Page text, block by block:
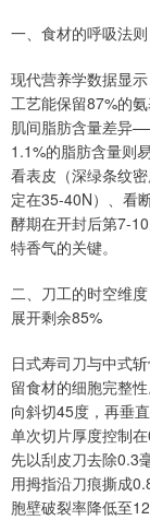
一、食材的呼吸法则
现代营养学数据显
工艺能保留87%的
肌间脂肪含量差异
1.1%的脂肪含量则
看表皮（深绿条纹
定在35-40N）、看
酵期在开封后第7-
特香气的关键。
二、刀工的时空维度
展开剩余85%
日式寿司刀与中式
留食材的细胞完整
向斜切45度，再垂
单次切片厚度控制
先以刮皮刀去除0.3
用拇指沿刀痕撕成
胞壁破裂率降低至